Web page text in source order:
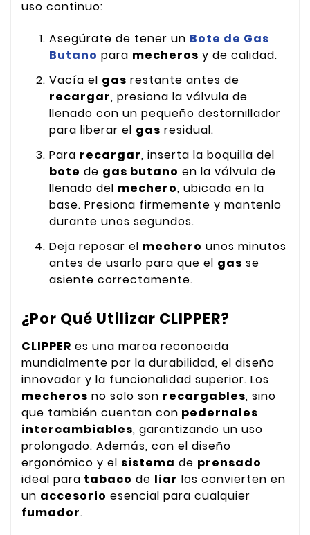
uso continuo:
Asegúrate de tener un Bote de Gas
Butano para mecheros y de calidad.
Vacía el gas restante antes de
recargar, presiona la válvula de
llenado con un pequeño destornillador
para liberar el gas residual.
Para recargar, inserta la boquilla del
bote de gas butano en la válvula de
llenado del mechero, ubicada en la
base. Presiona firmemente y mantenlo
durante unos segundos.
Deja reposar el mechero unos minutos
antes de usarlo para que el gas se
asiente correctamente.
¿Por Qué Utilizar CLIPPER?
CLIPPER es una marca reconocida
mundialmente por la durabilidad, el diseño
innovador y la funcionalidad superior. Los
mecheros no solo son recargables, sino
que también cuentan con pedernales
intercambiables, garantizando un uso
prolongado. Además, con el diseño
ergonómico y el sistema de prensado
ideal para tabaco de liar los convierten en
un accesorio esencial para cualquier
fumador.